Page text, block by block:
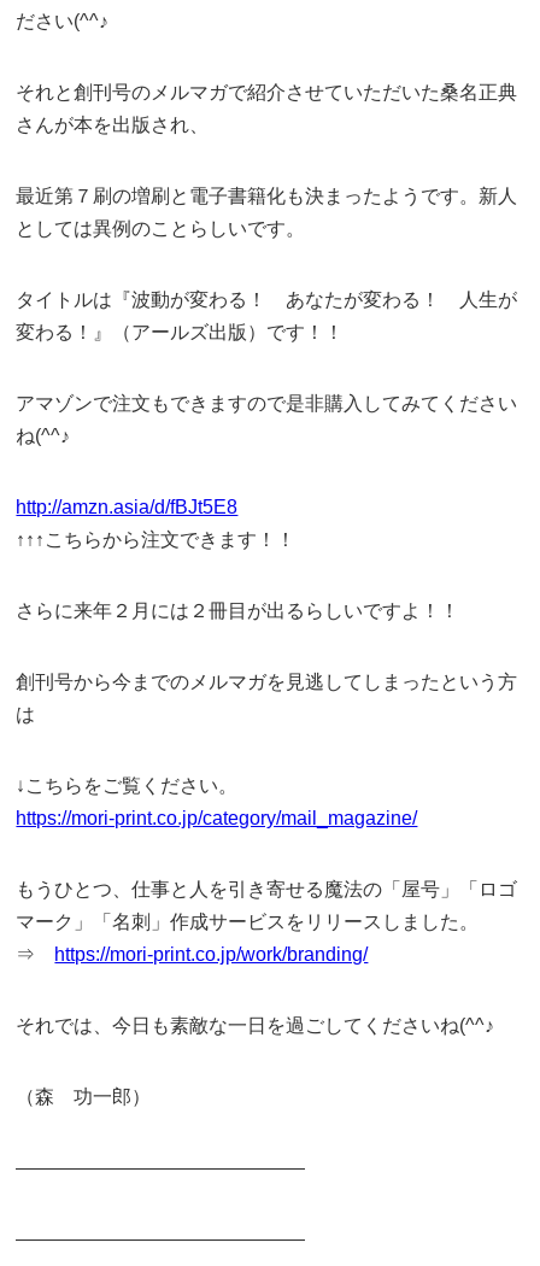
ださい(^^♪
それと創刊号のメルマガで紹介させていただいた桑名正典
さんが本を出版され、
最近第７刷の増刷と電子書籍化も決まったようです。新人
としては異例のことらしいです。
タイトルは『波動が変わる！ あなたが変わる！ 人生が
変わる！』（アールズ出版）です！！
アマゾンで注文もできますので是非購入してみてください
ね(^^♪
http://amzn.asia/d/fBJt5E8
↑↑↑こちらから注文できます！！
さらに来年２月には２冊目が出るらしいですよ！！
創刊号から今までのメルマガを見逃してしまったという方
は
↓こちらをご覧ください。
https://mori-print.co.jp/category/mail_magazine/
もうひとつ、仕事と人を引き寄せる魔法の「屋号」「ロゴ
マーク」「名刺」作成サービスをリリースしました。
⇒ https://mori-print.co.jp/work/branding/
それでは、今日も素敵な一日を過ごしてくださいね(^^♪
（森 功一郎）
———————————————
———————————————